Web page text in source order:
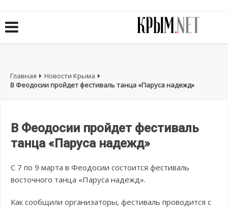
Главная
Новости Крыма
В Феодосии пройдет фестиваль танца «Паруса надежд»
В Феодосии пройдет фестиваль
танца «Паруса надежд»
С 7 по 9 марта в Феодосии состоится фестиваль
восточного танца «Паруса надежд».
Как сообщили организаторы, фестиваль проводится с